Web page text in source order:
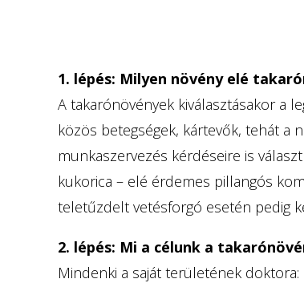
1. lépés: Milyen növény elé
A takarónövények kiválasztásakor a
közös betegségek, kártevők, tehát a
munkaszervezés kérdéseire is
kukorica – elé érdemes pillangós
teletűzdelt vetésforgó esetén pedig
2. lépés: Mi a célunk a
Mindenki a saját területének